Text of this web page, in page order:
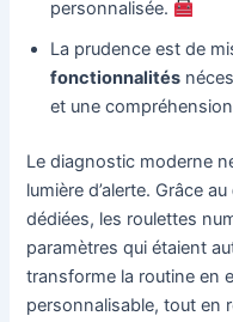
personnalisée.
La prudence est de
fonctionnalités
et une
Le diagnostic moderne
lumière d’alerte. Grâce au
dédiées, les roulettes
paramètres qui étaient
transforme la routine en
personnalisable, tout en